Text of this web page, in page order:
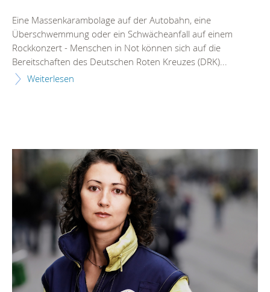
Eine Massenkarambolage auf der Autobahn, eine
Überschwemmung oder ein Schwächeanfall auf einem
Rockkonzert - Menschen in Not können sich auf die
Bereitschaften des Deutschen Roten Kreuzes (DRK)...
Weiterlesen